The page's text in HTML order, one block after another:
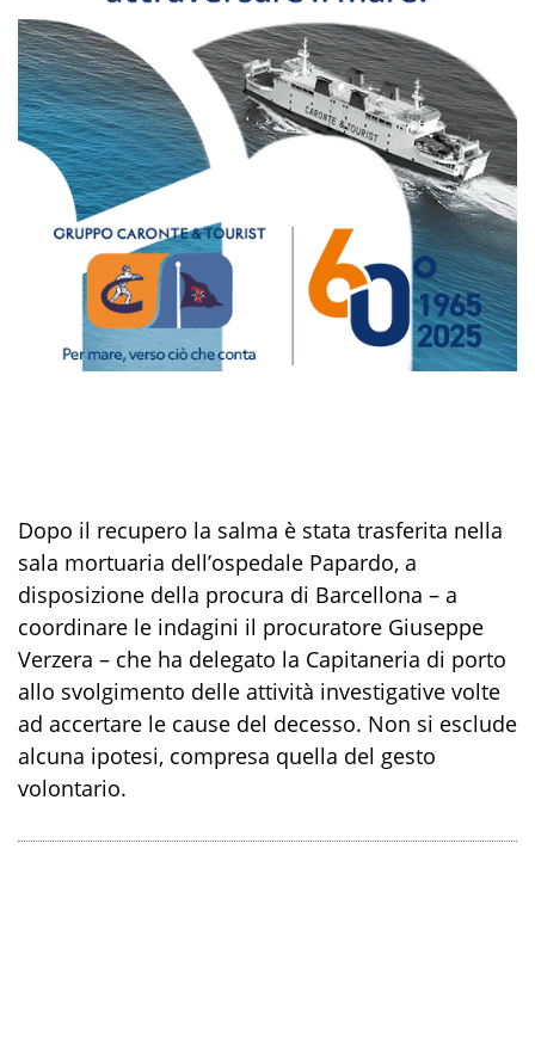
Dopo il recupero la salma è stata trasferita nella
sala mortuaria dell’ospedale Papardo, a
disposizione della procura di Barcellona – a
coordinare le indagini il procuratore Giuseppe
Verzera – che ha delegato la Capitaneria di porto
allo svolgimento delle attività investigative volte
ad accertare le cause del decesso. Non si esclude
alcuna ipotesi, compresa quella del gesto
volontario.